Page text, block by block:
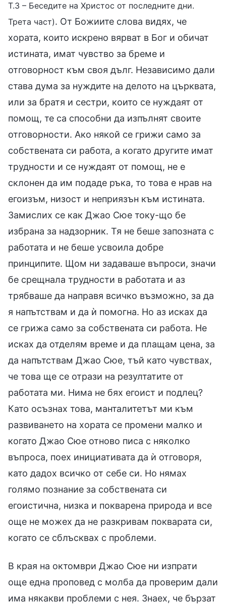
Т.3 – Беседите на Христос от последните дни.
Трета част). От Божиите слова видях, че
хората, които искрено вярват в Бог и обичат
истината, имат чувство за бреме и
отговорност към своя дълг. Независимо дали
става дума за нуждите на делото на църквата,
или за братя и сестри, които се нуждаят от
помощ, те са способни да изпълнят своите
отговорности. Ако някой се грижи само за
собствената си работа, а когато другите имат
трудности и се нуждаят от помощ, не е
склонен да им подаде ръка, то това е нрав на
егоизъм, низост и неприязън към истината.
Замислих се как Джао Сюе току-що бе
избрана за надзорник. Тя не беше запозната с
работата и не беше усвоила добре
принципите. Щом ни задаваше въпроси, значи
бе срещнала трудности в работата и аз
трябваше да направя всичко възможно, за да
я напътствам и да ѝ помогна. Но аз исках да
се грижа само за собствената си работа. Не
исках да отделям време и да плащам цена, за
да напътствам Джао Сюе, тъй като чувствах,
че това ще се отрази на резултатите от
работата ми. Нима не бях егоист и подлец?
Като осъзнах това, манталитетът ми към
развиването на хората се промени малко и
когато Джао Сюе отново писа с няколко
въпроса, поех инициативата да ѝ отговоря,
като дадох всичко от себе си. Но нямах
голямо познание за собствената си
егоистична, низка и покварена природа и все
още не можех да не разкривам покварата си,
когато се сблъсквах с проблеми.
В края на октомври Джао Сюе ни изпрати
още една проповед с молба да проверим дали
има някакви проблеми с нея. Знаех, че бързат